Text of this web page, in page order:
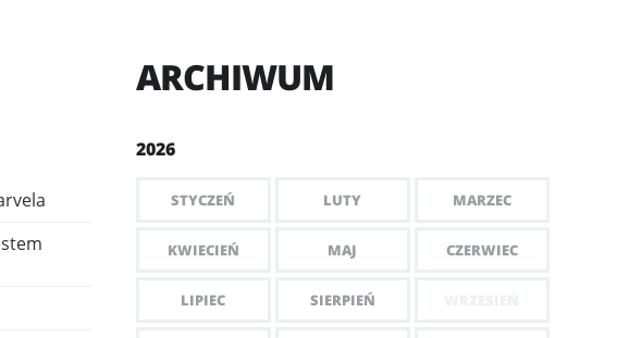
ARCHIWUM
2026
STYCZEŃ LUTY MARZEC
KWIECIEŃ MAJ CZERWIEC
LIPIEC SIERPIEŃ